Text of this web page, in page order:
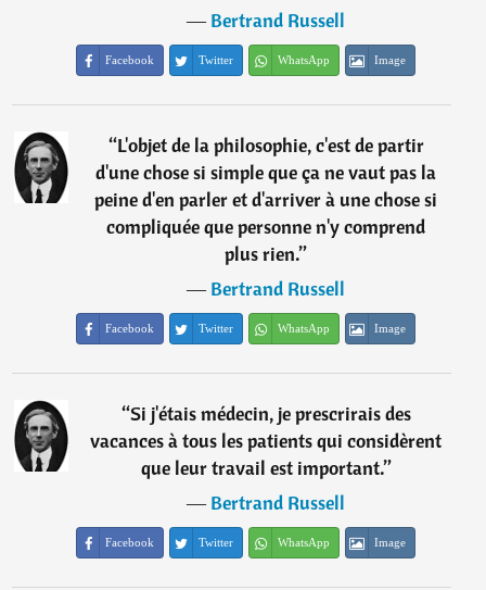
―Bertrand Russell
Facebook Twitter WhatsApp Image
“L'objet de la philosophie, c'est de partir
d'une chose si simple que ça ne vaut pas la
peine d'en parler et d'arriver à une chose si
compliquée que personne n'y comprend
plus rien.”
―Bertrand Russell
Facebook Twitter WhatsApp Image
“Si j'étais médecin, je prescrirais des
vacances à tous les patients qui considèrent
que leur travail est important.”
―Bertrand Russell
Facebook Twitter WhatsApp Image